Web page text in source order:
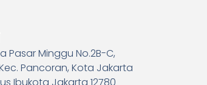
Pasar Minggu No.2B-C,
Pancoran, Kota Jakarta